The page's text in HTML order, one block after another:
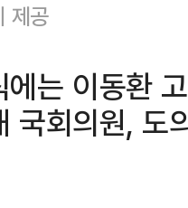
제공
에는 이동환
국회의원, 도